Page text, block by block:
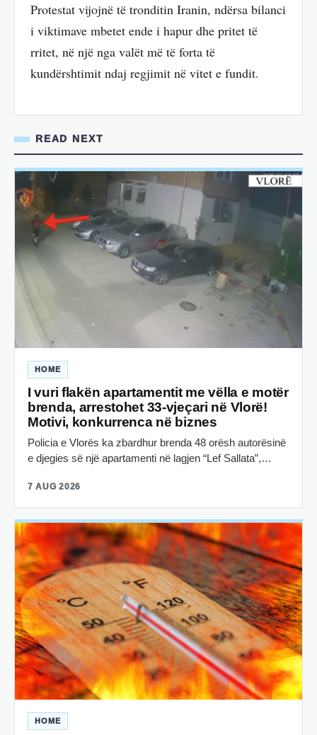
Protestat vijojnë të tronditin Iranin, ndërsa bilanci
i viktimave mbetet ende i hapur dhe pritet të
rritet, në një nga valët më të forta të
kundërshtimit ndaj regjimit në vitet e fundit.
READ NEXT
HOME
I vuri flakën apartamentit me vëlla e motër
brenda, arrestohet 33-vjeçari në Vlorë!
Motivi, konkurrenca në biznes
Policia e Vlorës ka zbardhur brenda 48 orësh autorësinë
e djegies së një apartamenti në lagjen “Lef Sallata”,…
7 AUG 2026
HOME